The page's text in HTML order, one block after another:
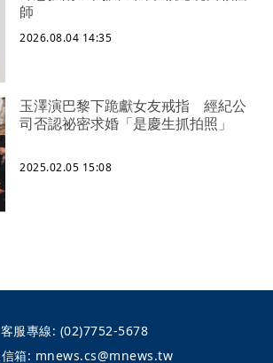
師
2026.08.04 14:35
玉澤演巴黎下跪獻女友戒指 經紀公
司否認祕密求婚「是慶生抓拍照」
2025.02.05 15:08
客服專線: (02)7752-5678
箱: mnews.cs@mnews.tw